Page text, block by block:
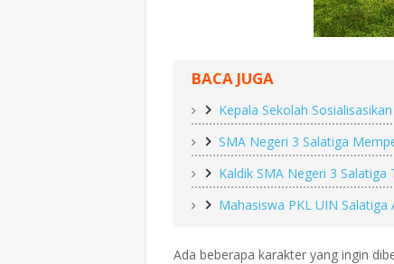
BACA JUGA
Kepala Sekolah
SMA Negeri 3 Salatiga
Kaldik SMA Negeri 3 Salatiga
Mahasiswa PKL UIN Salatiga
Ada beberapa karakter yang ingin